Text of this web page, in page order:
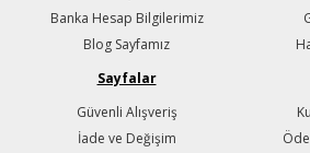
Banka Hesap Bilgilerimiz
Blog Sayfamız
Sayfalar
Güvenli Alışveriş
İade ve Değişim